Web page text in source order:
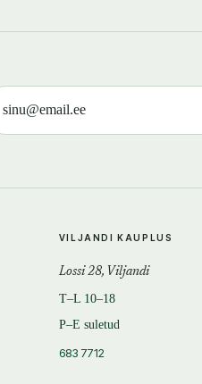
VILJANDI KAUPLUS
Lossi 28, Viljandi
T–L 10–18
P–E suletud
683 7712